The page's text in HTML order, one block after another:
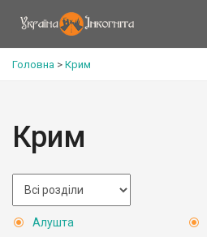
Головна > Крим
Крим
Алушта